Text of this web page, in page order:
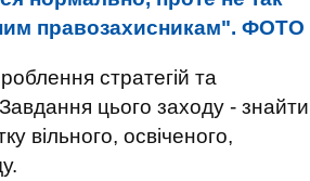
правозахисникам". ФОТО
стратегій та
цього заходу - знайти
вільного, освіченого,